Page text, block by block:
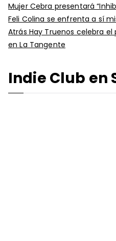
Mujer Cebra presentará
Feli Colina se enfrenta a sí
Atrás Hay Truenos celebra el
en La Tangente
Indie Club en